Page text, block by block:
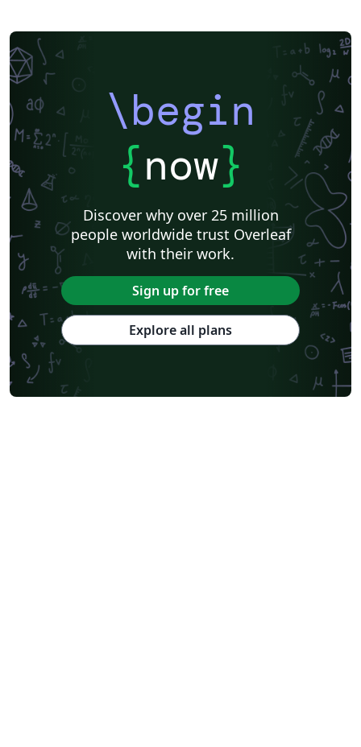
\begin
{now}
Discover why over 25 million
people worldwide trust Overleaf
with their work.
Sign up for free
Explore all plans